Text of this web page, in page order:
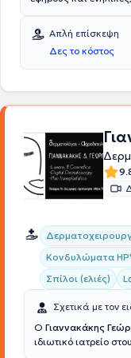
Αθηνών "Ανδρέας
ετών. Είναι
διατηρεί ιδιωτικό
Απλή επίσκεψη
Δες το κόστος
Κονδυλώματα
Σπίλοι (ελιές)
Σχετικά με τον
Ο Γιαννακάκης
ιδιωτικό ιατρείο